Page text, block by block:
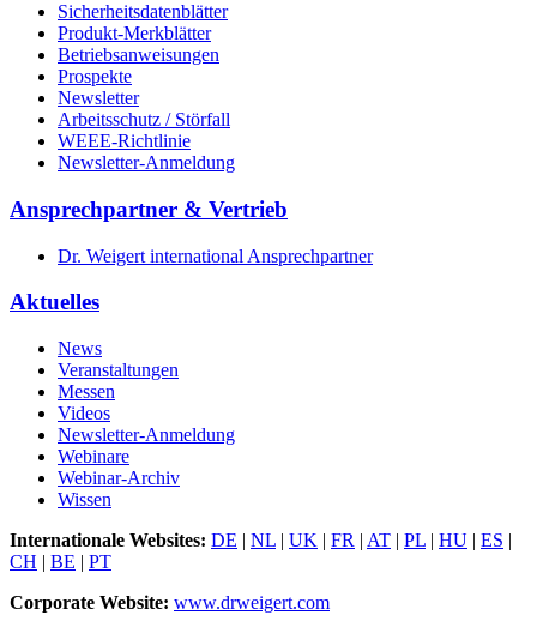
Sicherheitsdatenblätter
Produkt-Merkblätter
Betriebsanweisungen
Prospekte
Newsletter
Arbeitsschutz / Störfall
WEEE-Richtlinie
Newsletter-Anmeldung
Ansprechpartner & Vertrieb
Dr. Weigert international Ansprechpartner
Aktuelles
News
Veranstaltungen
Messen
Videos
Newsletter-Anmeldung
Webinare
Webinar-Archiv
Wissen
Internationale Websites: DE | NL | UK | FR | AT | PL | HU | ES |
CH | BE | PT
Corporate Website: www.drweigert.com